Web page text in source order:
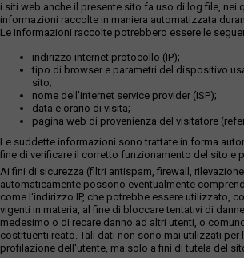
i siti web anche il presente sito fa uso di log file, nei
informazioni raccolte in maniera automatizzata
Le informazioni raccolte potrebbero essere le
indirizzo internet protocollo (IP);
tipo di browser e parametri del dispositivo
sito;
nome dell'internet service provider (ISP);
data e orario di visita;
pagina web di provenienza del visitatore
Le suddette informazioni sono trattate in forma
fine di verificare il corretto funzionamento del sito e
Ai fini di sicurezza (filtri antispam, firewall,
automaticamente possono eventualmente
come l'indirizzo IP, che potrebbe essere utilizzato,
vigenti in materia, al fine di bloccare tentativi di
medesimo o di recare danno ad altri utenti, o
costituenti reato. Tali dati non sono mai utilizzati per
profilazione dell'utente, ma solo a fini di tutela del